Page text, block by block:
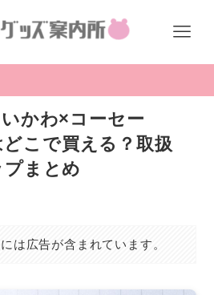
いかわ×コーセー
こで買える？取扱
まとめ
は広告が含まれています。